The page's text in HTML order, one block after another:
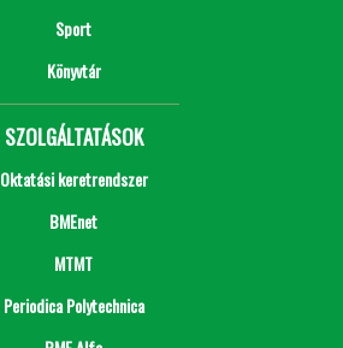
Sport
Könyvtár
SZOLGÁLTATÁSOK
Oktatási keretrendszer
BMEnet
MTMT
Periodica Polytechnica